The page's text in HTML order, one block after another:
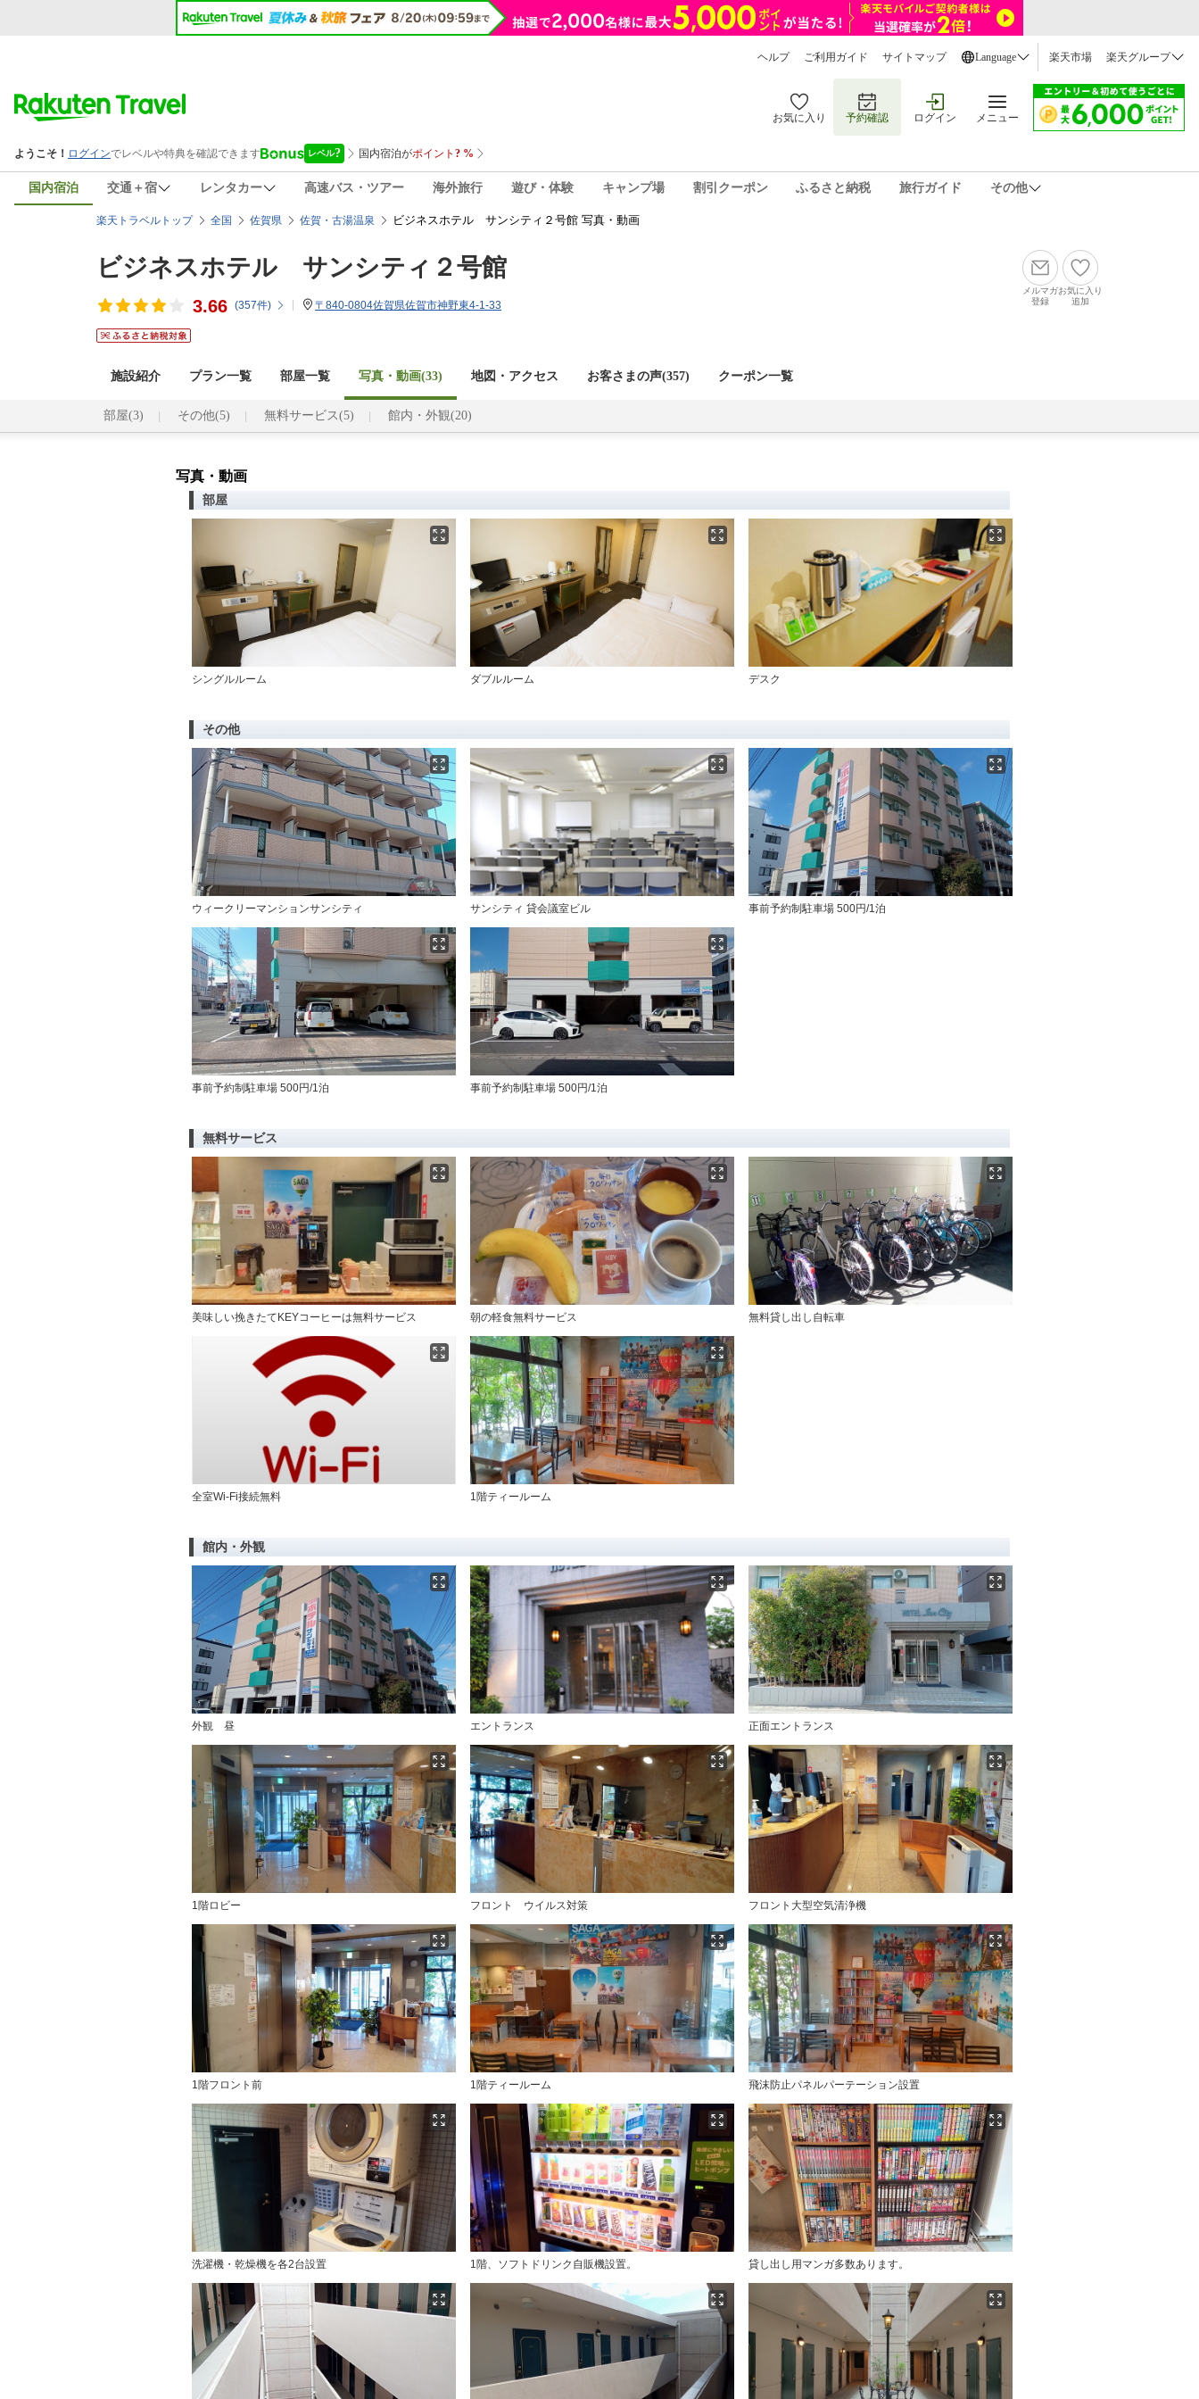
ヘルプ ご利用ガイド サイトマップ Language 楽天市場 楽天グループ
お気に入り 予約確認 ログイン メニュー
国内宿泊 交通＋宿 レンタカー 高速バス・ツアー 海外旅行 遊び・体験 キャンプ場 割引クーポン ふるさと納税 旅行ガイド その他
楽天トラベルトップ 全国 佐賀県 佐賀・古湯温泉 ビジネスホテル サンシティ２号館 写真・動画
ビジネスホテル サンシティ２号館
3.66 (357件) 〒840-0804佐賀県佐賀市神野東4-1-33
メルマガ
登録
お気に入り
追加
施設紹介 プラン一覧 部屋一覧 写真・動画(33) 地図・アクセス お客さまの声(357) クーポン一覧
部屋(3) その他(5) 無料サービス(5) 館内・外観(20)
写真・動画
部屋
シングルルーム ダブルルーム デスク
その他
ウィークリーマンションサンシティ サンシティ 貸会議室ビル 事前予約制駐車場 500円/1泊
事前予約制駐車場 500円/1泊 事前予約制駐車場 500円/1泊
無料サービス
美味しい挽きたてKEYコーヒーは無料サービス 朝の軽食無料サービス 無料貸し出し自転車
全室Wi-Fi接続無料 1階ティールーム
館内・外観
外観 昼 エントランス 正面エントランス
1階ロビー フロント ウイルス対策 フロント大型空気清浄機
1階フロント前 1階ティールーム 飛沫防止パネルパーテーション設置
洗濯機・乾燥機を各2台設置 1階、ソフトドリンク自販機設置。 貸し出し用マンガ多数あります。